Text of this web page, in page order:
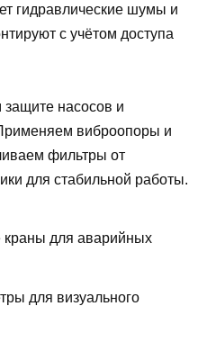
гидравлические шумы и
с учётом доступа
насосов и
виброопоры и
фильтры от
для стабильной работы.
краны для аварийных
для визуального